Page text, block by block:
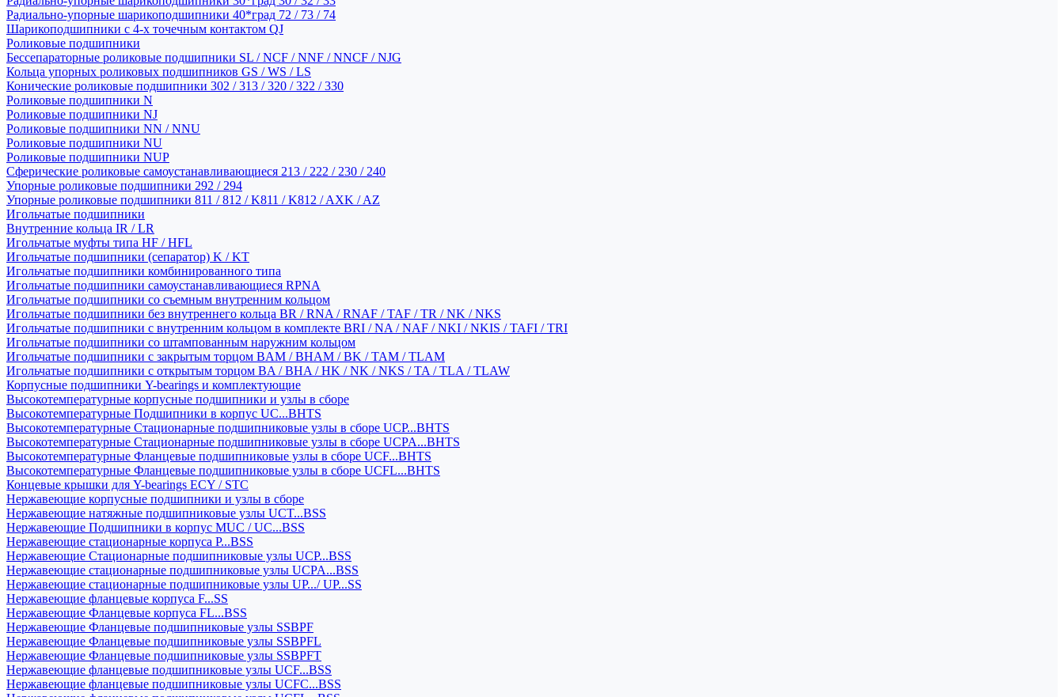
Радиально-упорные шарикоподшипники 40*град 72 / 73 / 74
Шарикоподшипники с 4-х точечным контактом QJ
Роликовые подшипники
Бессепараторные роликовые подшипники SL / NCF / NNF / NNCF / NJG
Кольца упорных роликовых подшипников GS / WS / LS
Конические роликовые подшипники 302 / 313 / 320 / 322 / 330
Роликовые подшипники N
Роликовые подшипники NJ
Роликовые подшипники NN / NNU
Роликовые подшипники NU
Роликовые подшипники NUP
Сферические роликовые самоустанавливающиеся 213 / 222 / 230 / 240
Упорные роликовые подшипники 292 / 294
Упорные роликовые подшипники 811 / 812 / K811 / K812 / AXK / AZ
Игольчатые подшипники
Внутренние кольца IR / LR
Игольчатые муфты типа HF / HFL
Игольчатые подшипники (сепаратор) K / KT
Игольчатые подшипники комбинированного типа
Игольчатые подшипники самоустанавливающиеся RPNA
Игольчатые подшипники со съемным внутренним кольцом
Игольчатые подшипники без внутреннего кольца BR / RNA / RNAF / TAF / TR / NK / NKS
Игольчатые подшипники с внутренним кольцом в комплекте BRI / NA / NAF / NKI / NKIS / TAFI / TRI
Игольчатые подшипники со штампованным наружним кольцом
Игольчатые подшипники с закрытым торцом BAM / BHAM / BK / TAM / TLAM
Игольчатые подшипники с открытым торцом BA / BHA / HK / NK / NKS / TA / TLA / TLAW
Корпусные подшипники Y-bearings и комплектующие
Высокотемпературные корпусные подшипники и узлы в сборе
Высокотемпературные Подшипники в корпус UC...BHTS
Высокотемпературные Стационарные подшипниковые узлы в сборе UCP...BHTS
Высокотемпературные Стационарные подшипниковые узлы в сборе UCPA...BHTS
Высокотемпературные Фланцевые подшипниковые узлы в сборе UCF...BHTS
Высокотемпературные Фланцевые подшипниковые узлы в сборе UCFL...BHTS
Концевые крышки для Y-bearings ECY / STC
Нержавеющие корпусные подшипники и узлы в сборе
Нержавеющие натяжные подшипниковые узлы UCT...BSS
Нержавеющие Подшипники в корпус MUC / UC...BSS
Нержавеющие стационарные корпуса P...BSS
Нержавеющие Стационарные подшипниковые узлы UCP...BSS
Нержавеющие стационарные подшипниковые узлы UCPA...BSS
Нержавеющие стационарные подшипниковые узлы UP.../ UP...SS
Нержавеющие фланцевые корпуса F...SS
Нержавеющие Фланцевые корпуса FL...BSS
Нержавеющие Фланцевые подшипниковые узлы SSBPF
Нержавеющие Фланцевые подшипниковые узлы SSBPFL
Нержавеющие Фланцевые подшипниковые узлы SSBPFT
Нержавеющие фланцевые подшипниковые узлы UCF...BSS
Нержавеющие фланцевые подшипниковые узлы UCFC...BSS